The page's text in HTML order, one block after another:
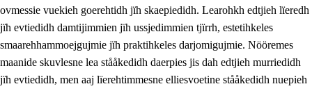
Skaepiedimmievoeteaavoe, eadtjohkevoete jïh
goerehtimmievæljoe
1.5 Eatnemem krööhkestidh jïh byjresegoerkesevoete
1.6 Demokratije jïh meatanårrome
ovmessie vuekieh goerehtidh jïh skaepiedidh. Learohkh edtjieh lïeredh
jïh evtiedidh damtijimmien jïh ussjedimmien tjïrrh, estetihkeles
smaarehhammoejgujmie jïh praktihkeles darjomigujmie. Nööremes
maanide skuvlesne lea stååkedidh daerpies jis dah edtjieh murriedidh
jïh evtiedidh, men aaj lïerehtimmesne elliesvoetine stååkedidh nuepieh